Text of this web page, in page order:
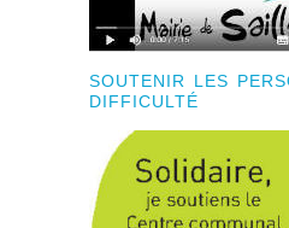
SOUTENIR LES
DIFFICULTÉ